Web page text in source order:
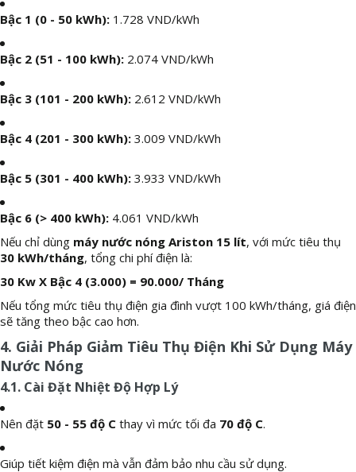
Bậc 1 (0 - 50 kWh): 1.728 VND/kWh
Bậc 2 (51 - 100 kWh): 2.074 VND/kWh
Bậc 3 (101 - 200 kWh): 2.612 VND/kWh
Bậc 4 (201 - 300 kWh): 3.009 VND/kWh
Bậc 5 (301 - 400 kWh): 3.933 VND/kWh
Bậc 6 (> 400 kWh): 4.061 VND/kWh
Nếu chỉ dùng máy nước nóng Ariston 15 lít, với mức tiêu thụ
30 kWh/tháng, tổng chi phí điện là:
30 Kw X Bậc 4 (3.000) = 90.000/ Tháng
Nếu tổng mức tiêu thụ điện gia đình vượt 100 kWh/tháng, giá điện
sẽ tăng theo bậc cao hơn.
4. Giải Pháp Giảm Tiêu Thụ Điện Khi Sử Dụng Máy
Nước Nóng
4.1. Cài Đặt Nhiệt Độ Hợp Lý
Nên đặt 50 - 55 độ C thay vì mức tối đa 70 độ C.
Giúp tiết kiệm điện mà vẫn đảm bảo nhu cầu sử dụng.